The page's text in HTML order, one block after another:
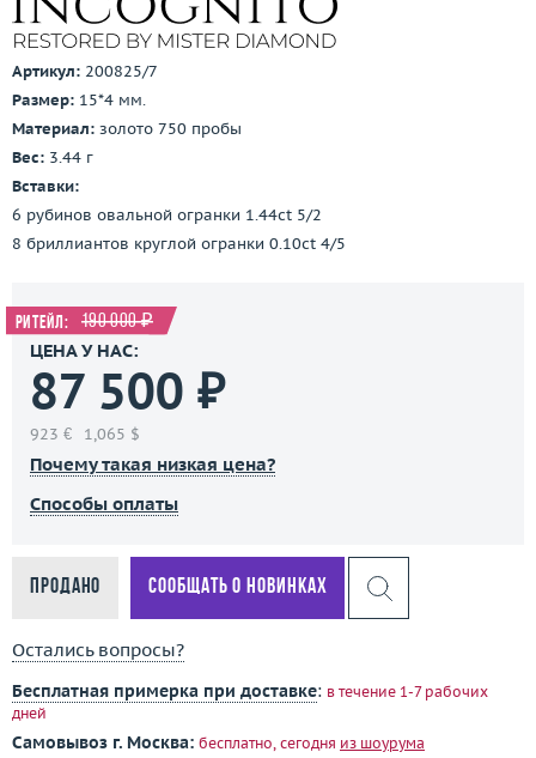
Артикул: 200825/7
Размер: 15*4 мм.
Материал: золото 750 пробы
Вес: 3.44 г
Вставки:
6 рубинов овальной огранки 1.44ct 5/2
8 бриллиантов круглой огранки 0.10ct 4/5
Ритейл: 190 000 ₽
ЦЕНА У НАС:
87 500 ₽
923 € 1,065 $
Почему такая низкая цена?
Способы оплаты
Продано Сообщать о новинках
Остались вопросы?
Бесплатная примерка при доставке: в течение 1-7 рабочих
дней
Самовывоз г. Москва: бесплатно, сегодня из шоурума